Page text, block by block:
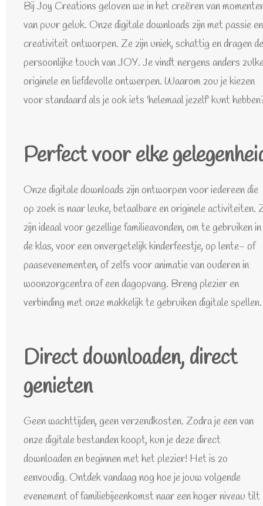
Bij Joy Creations geloven we in het creëren van
van puur geluk. Onze digitale downloads zijn met passie en
creativiteit ontworpen. Ze zijn uniek, schattig en dragen de
persoonlijke touch van JOY. Je vindt nergens anders
originele en liefdevolle ontwerpen. Waarom zou je kiezen
voor standaard als je ook iets 'helemaal jezelf' kunt
Perfect voor elke
Onze digitale downloads zijn ontworpen voor iedereen die
op zoek is naar leuke, betaalbare en originele activiteiten.
zijn ideaal voor gezellige familieavonden, om te gebruiken in
de klas, voor een onvergetelijk kinderfeestje, op lente- of
paasevenementen, of zelfs voor animatie van ouderen in
woonzorgcentra of een dagopvang. Breng plezier en
verbinding met onze makkelijk te gebruiken digitale spellen.
Direct downloaden, direct
genieten
Geen wachttijden, geen verzendkosten. Zodra je een van
onze digitale bestanden koopt, kun je deze direct
downloaden en beginnen met het plezier! Het is zo
eenvoudig. Ontdek vandaag nog hoe je jouw volgende
evenement of familiebijeenkomst naar een hoger niveau tilt